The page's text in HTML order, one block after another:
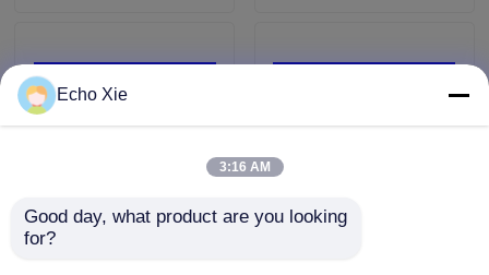
10mL ガラスびんのラベル
普通のボトル ガラスボ
Echo Xie
3:16 AM
Good day, what product are you looking
for?